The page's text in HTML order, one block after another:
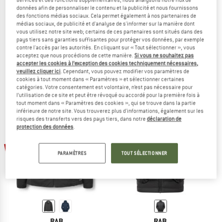
RAB
Women's Cirrus Flex Hoody
Veste synthétique
179,95 €à partir de 125,97 €
4,7(3)
RAB
Women's Xenair Alpine Flex Jacket
Veste synthétique
199,95 € à partir de 129,97 €
(0)
-60 %
données afin de personnaliser le contenu et la publicité et nous fournissons
des fonctions médias sociaux. Cela permet également à nos partenaires de
médias sociaux, de publicité et d'analyse de s'informer sur la manière dont
vous utilisez notre site web; certains de ces partenaires sont situés dans des
pays tiers sans garanties suffisantes pour protéger vos données, par exemple
contre l'accès par les autorités. En cliquant sur « Tout sélectionner », vous
acceptez que nous procédions de cette manière.Si vous ne souhaitez pas
accepter les cookies à l’exception des cookies techniquement nécessaires,
veuillez cliquer ici. Cependant, vous pouvez modifier vos paramètres de
cookies à tout moment dans « Paramètres » et sélectionner certaines
catégories. Votre consentement est volontaire, n’est pas nécessaire pour
l’utilisation de ce site et peut être révoqué ou accordé pour la première fois à
tout moment dans « Paramètres des cookies », qui se trouve dans la partie
inférieure de notre site. Vous trouverez plus d'informations, également sur les
risques des transferts vers des pays tiers, dans notredéclaration de
protection des données.
PARAMÈTRES TOUT SÉLECTIONNER